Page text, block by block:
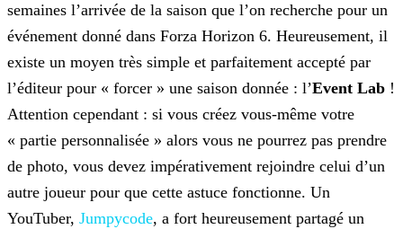
semaines l’arrivée de la saison que l’on recherche pour un
événement donné dans Forza Horizon 6. Heureusement, il
existe un moyen très simple et parfaitement accepté par
l’éditeur pour « forcer » une saison donnée : l’Event Lab !
Attention cependant : si vous créez vous-même votre
« partie personnalisée » alors vous ne pourrez pas prendre
de photo, vous devez impérativement rejoindre celui d’un
autre joueur pour que cette astuce fonctionne. Un
YouTuber, Jumpycode, a fort heureusement partagé un